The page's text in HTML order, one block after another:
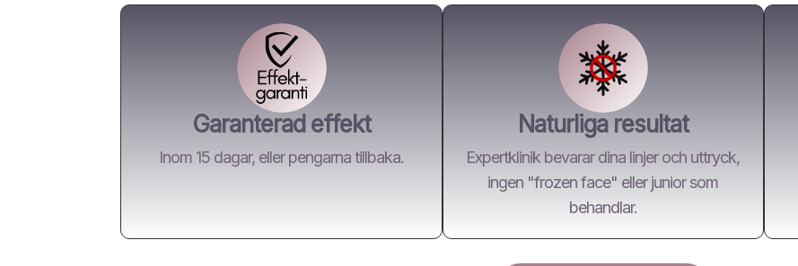
Garanterad effekt
Inom 15 dagar, eller pengarna tillbaka.
Naturliga resultat
Expertklinik bevarar dina linjer och uttryck,
ingen "frozen face" eller junior som
behandlar.